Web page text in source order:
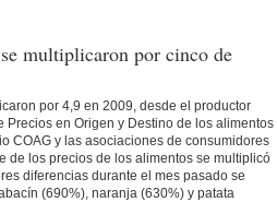
multiplicaron por cinco de
por 4,9 en 2009, desde el productor
Precios en Origen y Destino de los alimentos
COAG y las asociaciones de consumidores
de los precios de los alimentos se multiplicó
diferencias durante el mes pasado se
(690%), naranja (630%) y patata